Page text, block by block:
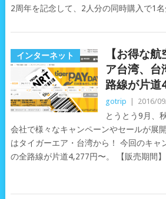
2周年を記念して、2人分の同時購入で1
インターネット
【お得な
ア台湾、台
路線が片道
gotrip 2016/
とうとう9月、
会社で様々なキャンペーンやセールが展
はタイガーエア・台湾から！ 今回のキャ
の全路線が片道4,277円〜。 【販売期間